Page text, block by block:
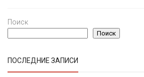
Поиск
Поиск
ПОСЛЕДНИЕ ЗАПИСИ